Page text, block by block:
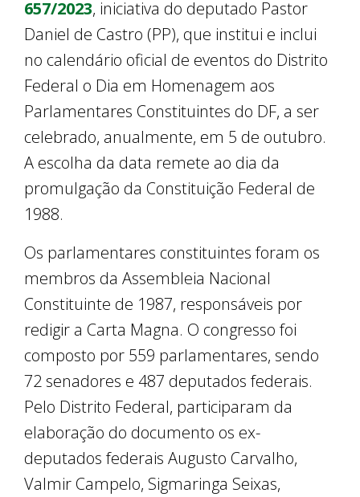
657/2023, iniciativa do deputado Pastor
Daniel de Castro (PP), que institui e inclui
no calendário oficial de eventos do Distrito
Federal o Dia em Homenagem aos
Parlamentares Constituintes do DF, a ser
celebrado, anualmente, em 5 de outubro.
A escolha da data remete ao dia da
promulgação da Constituição Federal de
1988.
Os parlamentares constituintes foram os
membros da Assembleia Nacional
Constituinte de 1987, responsáveis por
redigir a Carta Magna. O congresso foi
composto por 559 parlamentares, sendo
72 senadores e 487 deputados federais.
Pelo Distrito Federal, participaram da
elaboração do documento os ex-
deputados federais Augusto Carvalho,
Valmir Campelo, Sigmaringa Seixas,